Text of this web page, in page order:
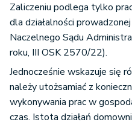
Zaliczeniu podlega tylko
dla działalności
Naczelnego Sądu
roku, III OSK 2570/22).
Jednocześnie wskazuje się
należy utożsamiać z
wykonywania prac w
czas. Istota działań